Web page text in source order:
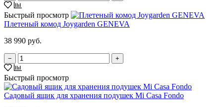
Быстрый просмотр
Плетеный комод Joygarden GENEVA
38 990 руб.
− +
Быстрый просмотр
Садовый ящик для хранения подушек Mi Casa Fondo